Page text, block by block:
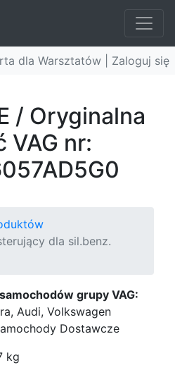
dla Warsztatów | Zaloguj się
/ Oryginalna
VAG nr:
dla sil.benz.
grupy VAG:
Audi, Volkswagen
Dostawcze
kg